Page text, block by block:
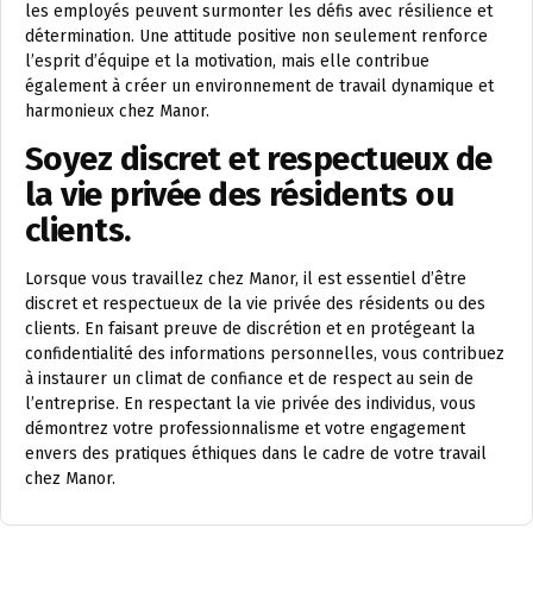
les employés peuvent surmonter les défis avec résilience et
détermination. Une attitude positive non seulement renforce
l’esprit d’équipe et la motivation, mais elle contribue
également à créer un environnement de travail dynamique et
harmonieux chez Manor.
Soyez discret et respectueux de
la vie privée des résidents ou
clients.
Lorsque vous travaillez chez Manor, il est essentiel d’être
discret et respectueux de la vie privée des résidents ou des
clients. En faisant preuve de discrétion et en protégeant la
confidentialité des informations personnelles, vous contribuez
à instaurer un climat de confiance et de respect au sein de
l’entreprise. En respectant la vie privée des individus, vous
démontrez votre professionnalisme et votre engagement
envers des pratiques éthiques dans le cadre de votre travail
chez Manor.